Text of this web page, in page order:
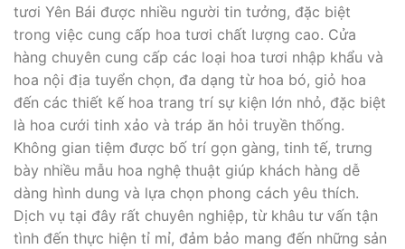
tươi Yên Bái được nhiều người tin tưởng, đặc biệt
trong việc cung cấp hoa tươi chất lượng cao. Cửa
hàng chuyên cung cấp các loại hoa tươi nhập khẩu và
hoa nội địa tuyển chọn, đa dạng từ hoa bó, giỏ hoa
đến các thiết kế hoa trang trí sự kiện lớn nhỏ, đặc biệt
là hoa cưới tinh xảo và tráp ăn hỏi truyền thống.
Không gian tiệm được bố trí gọn gàng, tinh tế, trưng
bày nhiều mẫu hoa nghệ thuật giúp khách hàng dễ
dàng hình dung và lựa chọn phong cách yêu thích.
Dịch vụ tại đây rất chuyên nghiệp, từ khâu tư vấn tận
tình đến thực hiện tỉ mỉ, đảm bảo mang đến những sản